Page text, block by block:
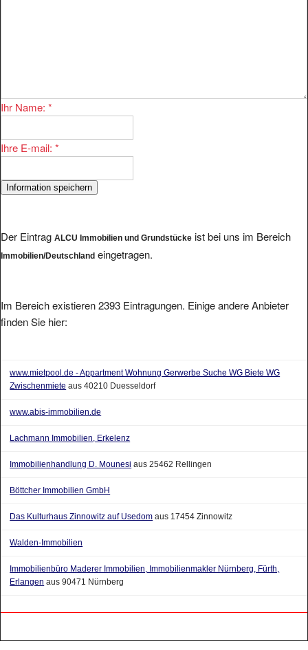
Ihr Name: *
Ihre E-mail: *
Der Eintrag ALCU Immobilien und Grundstücke ist bei uns im Bereich
Immobilien/Deutschland eingetragen.
Im Bereich existieren 2393 Eintragungen. Einige andere Anbieter
finden Sie hier:
www.mietpool.de - Appartment Wohnung Gerwerbe Suche WG Biete WG
Zwischenmiete aus 40210 Duesseldorf
www.abis-immobilien.de
Lachmann Immobilien, Erkelenz
Immobilienhandlung D. Mounesi aus 25462 Rellingen
Böttcher Immobilien GmbH
Das Kulturhaus Zinnowitz auf Usedom aus 17454 Zinnowitz
Walden-Immobilien
Immobilienbüro Maderer Immobilien, Immobilienmakler Nürnberg, Fürth,
Erlangen aus 90471 Nürnberg